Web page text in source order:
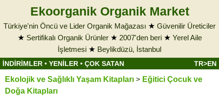
Ekoorganik Organik Market
Türkiye'nin Öncü ve Lider Organik Mağazası ★ Güvenilir Üreticiler
★ Sertifikalı Organik Ürünler★ 2007'den beri★ Yerel Aile
İşletmesi ★ Beylikdüzü, İstanbul
İNDİRİMLER • YENİLER • ÇOK SATAN TR>EN
Ekolojik ve Sağlıklı Yaşam Kitapları > Eğitici Çocuk ve
Doğa Kitapları